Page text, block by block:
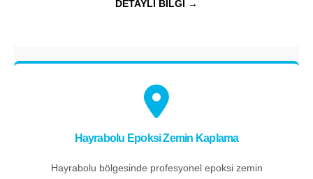
DETAYLI BİLGİ →
Hayrabolu Epoksi Zemin Kaplama
Hayrabolu bölgesinde profesyonel epoksi zemin